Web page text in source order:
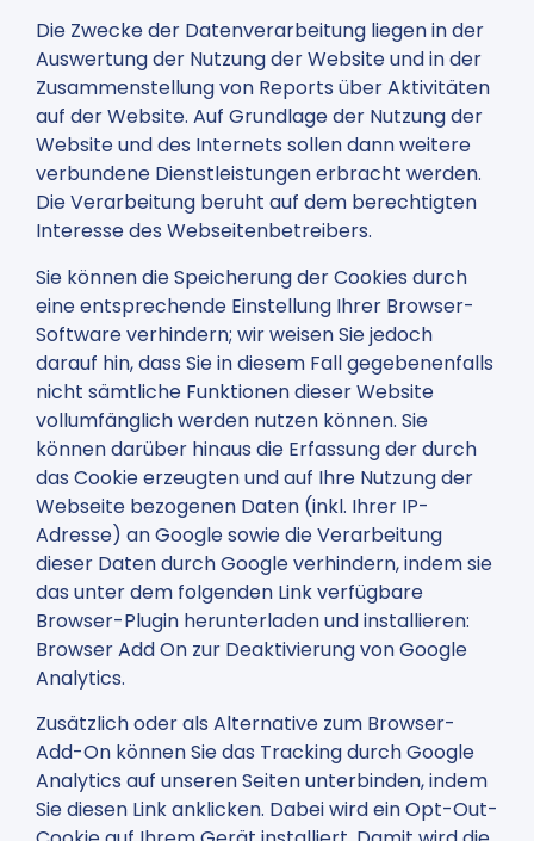
Die Zwecke der Datenverarbeitung liegen in der
Auswertung der Nutzung der Website und in der
Zusammenstellung von Reports über Aktivitäten
auf der Website. Auf Grundlage der Nutzung der
Website und des Internets sollen dann weitere
verbundene Dienstleistungen erbracht werden.
Die Verarbeitung beruht auf dem berechtigten
Interesse des Webseitenbetreibers.
Sie können die Speicherung der Cookies durch
eine entsprechende Einstellung Ihrer Browser-
Software verhindern; wir weisen Sie jedoch
darauf hin, dass Sie in diesem Fall gegebenenfalls
nicht sämtliche Funktionen dieser Website
vollumfänglich werden nutzen können. Sie
können darüber hinaus die Erfassung der durch
das Cookie erzeugten und auf Ihre Nutzung der
Webseite bezogenen Daten (inkl. Ihrer IP-
Adresse) an Google sowie die Verarbeitung
dieser Daten durch Google verhindern, indem sie
das unter dem folgenden Link verfügbare
Browser-Plugin herunterladen und installieren:
Browser Add On zur Deaktivierung von Google
Analytics.
Zusätzlich oder als Alternative zum Browser-
Add-On können Sie das Tracking durch Google
Analytics auf unseren Seiten unterbinden, indem
Sie diesen Link anklicken. Dabei wird ein Opt-Out-